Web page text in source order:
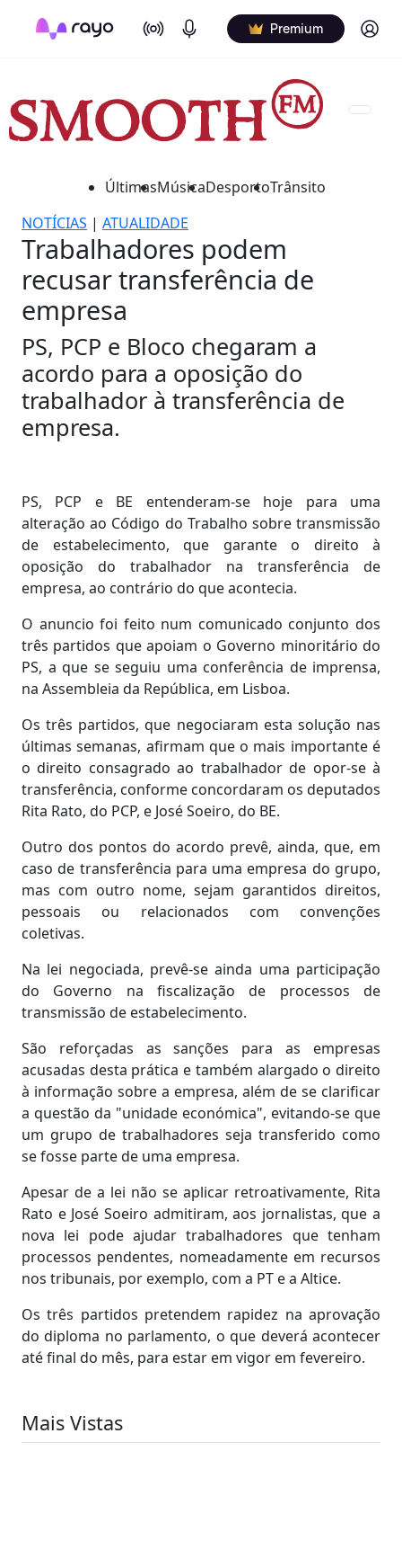
On Air Podcasts Premium Log in
ÚltimasMúsicaDesportoTrânsito
NOTÍCIAS | ATUALIDADE
Trabalhadores podem
recusar transferência de
empresa
PS, PCP e Bloco chegaram a
acordo para a oposição do
trabalhador à transferência de
empresa.
PS, PCP e BE entenderam-se hoje para uma
alteração ao Código do Trabalho sobre transmissão
de estabelecimento, que garante o direito à
oposição do trabalhador na transferência de
empresa, ao contrário do que acontecia.
O anuncio foi feito num comunicado conjunto dos
três partidos que apoiam o Governo minoritário do
PS, a que se seguiu uma conferência de imprensa,
na Assembleia da República, em Lisboa.
Os três partidos, que negociaram esta solução nas
últimas semanas, afirmam que o mais importante é
o direito consagrado ao trabalhador de opor-se à
transferência, conforme concordaram os deputados
Rita Rato, do PCP, e José Soeiro, do BE.
Outro dos pontos do acordo prevê, ainda, que, em
caso de transferência para uma empresa do grupo,
mas com outro nome, sejam garantidos direitos,
pessoais ou relacionados com convenções
coletivas.
Na lei negociada, prevê-se ainda uma participação
do Governo na fiscalização de processos de
transmissão de estabelecimento.
São reforçadas as sanções para as empresas
acusadas desta prática e também alargado o direito
à informação sobre a empresa, além de se clarificar
a questão da "unidade económica", evitando-se que
um grupo de trabalhadores seja transferido como
se fosse parte de uma empresa.
Apesar de a lei não se aplicar retroativamente, Rita
Rato e José Soeiro admitiram, aos jornalistas, que a
nova lei pode ajudar trabalhadores que tenham
processos pendentes, nomeadamente em recursos
nos tribunais, por exemplo, com a PT e a Altice.
Os três partidos pretendem rapidez na aprovação
do diploma no parlamento, o que deverá acontecer
até final do mês, para estar em vigor em fevereiro.
Mais Vistas